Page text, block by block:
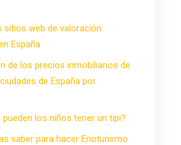
sitios web de valoración
España
de los precios inmobiliarios de
de España por
pueden los niños tener un tipi?
saber para hacer Enoturismo